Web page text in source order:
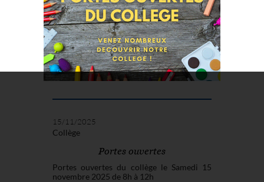
15/11/2025
Collège
Portes ouvertes
Portes ouvertes du collège le Samedi 15
novembre 2025 de 8h à 12h